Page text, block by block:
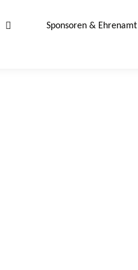
Sponsoren & Ehrenamt